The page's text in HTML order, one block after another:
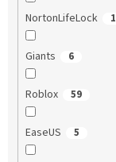
NortonLifeLock 1
Giants 6
Roblox 59
EaseUS 5